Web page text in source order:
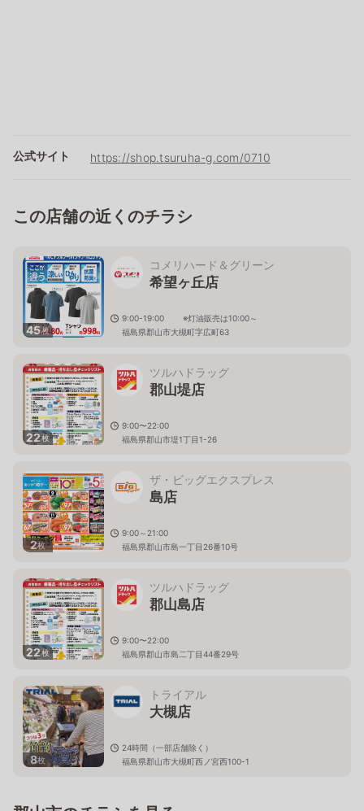
公式サイト https://shop.tsuruha-g.com/0710
この店舗の近くのチラシ
45枚
コメリハード＆グリーン
希望ヶ丘店
9:00-19:00 ※灯油販売は10:00～
福島県郡山市大槻町字広町63
22枚
ツルハドラッグ
郡山堤店
9:00〜22:00
福島県郡山市堤1丁目1-26
2枚
ザ・ビッグエクスプレス
島店
9:00～21:00
福島県郡山市島一丁目26番10号
22枚
ツルハドラッグ
郡山島店
9:00〜22:00
福島県郡山市島二丁目44番29号
8枚
トライアル
大槻店
24時間（一部店舗除く）
福島県郡山市大槻町西ノ宮西100-1